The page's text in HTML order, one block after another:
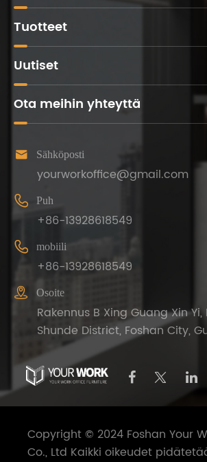
Tuotteet
Uutiset
Ota meihin yhteyttä
 Sähköposti
yourworkoffice@gmail.com
 Puh
+86-13928618549
 mobiili
+86-13928618549
 Osoite
Rakennus B Xing Guang Xin
Shunde District, Foshan City,
Copyright © 2024 Foshan Your
Co., Ltd Kaikki oikeudet